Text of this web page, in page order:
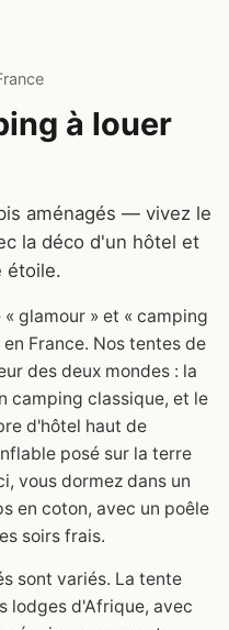
à louer
aménagés — vivez le
la déco d'un hôtel et
étoile.
glamour » et « camping
France. Nos tentes de
des deux mondes : la
camping classique, et le
d'hôtel haut de
posé sur la terre
vous dormez dans un
en coton, avec un poêle
soirs frais.
sont variés. La tente
lodges d'Afrique, avec